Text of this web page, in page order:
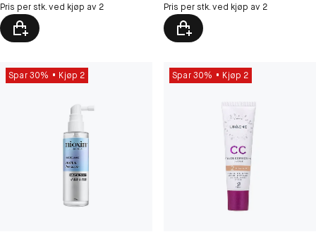
Pris per stk. ved kjøp av 2 Pris per stk. ved kjøp av 2
Spar 30% Kjøp 2 Spar 30% Kjøp 2